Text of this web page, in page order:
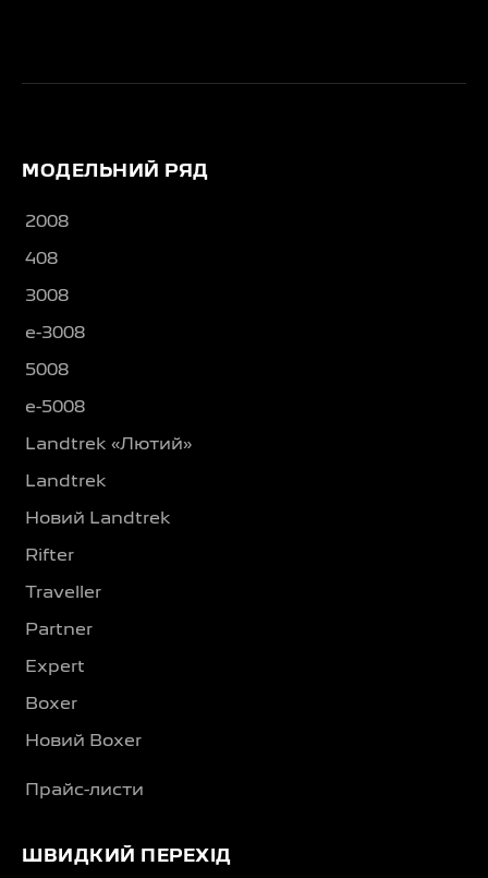
МОДЕЛЬНИЙ РЯД
2008
408
3008
e-3008
5008
e-5008
Landtrek «Лютий»
Landtrek
Новий Landtrek
Rifter
Traveller
Partner
Expert
Boxer
Новий Boxer
Прайс-листи
ШВИДКИЙ ПЕРЕХІД